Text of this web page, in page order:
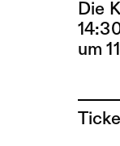
Die
um